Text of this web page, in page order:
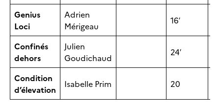
Genius
Loci
Adrien
Mérigeau
16′
Confinés
dehors
Julien
Goudichaud
24′
Condition
d’élevation
Isabelle Prim 20